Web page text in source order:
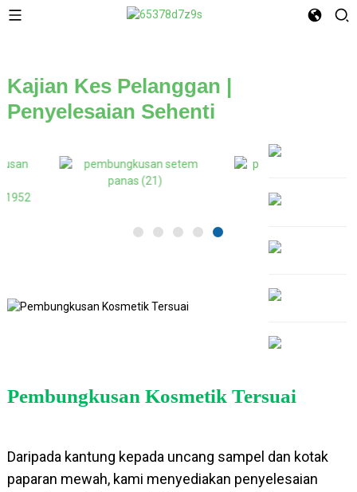
Kajian Kes Pelanggan |
Penyelesaian Sehenti
Pembungkusan Kosmetik Tersuai
Daripada kantung kepada uncang sampel dan kotak
paparan mewah, kami menyediakan penyelesaian